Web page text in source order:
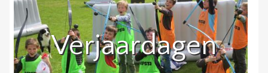
Verjaardagen